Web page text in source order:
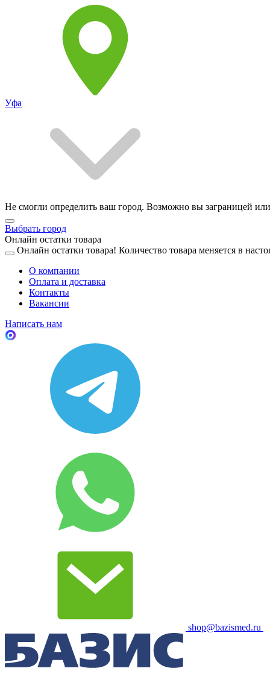
Уфа
Не смогли определить ваш город. Возможно вы заграницей или
Выбрать город
Онлайн остатки товара
Онлайн остатки товара! Количество товара меняется в
О компании
Оплата и доставка
Контакты
Вакансии
Написать нам
shop@bazismed.ru